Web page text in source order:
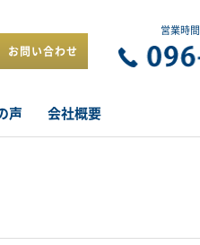
お問い合わせ
営業時
声 会社概要